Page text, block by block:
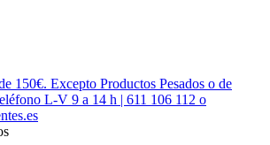
150€. Excepto Productos Pesados o de
L-V 9 a 14 h | 611 106 112 o